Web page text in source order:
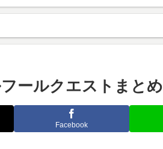
ールクエストまとめ
Facebook